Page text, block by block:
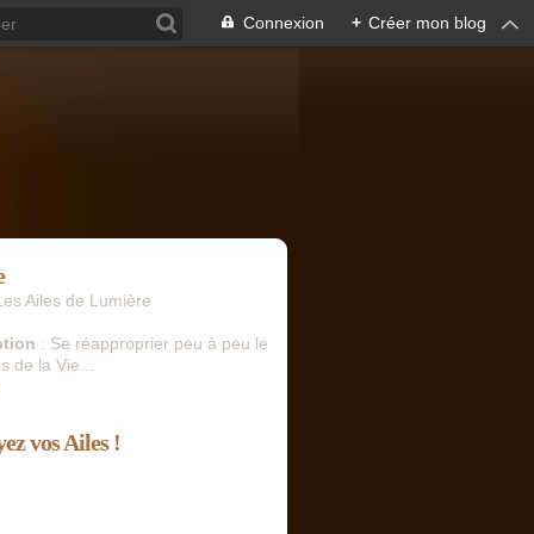
Connexion + Créer mon blog
Ailes de Lumière
: Se réapproprier peu à peu le
de la Vie...
vos Ailes !